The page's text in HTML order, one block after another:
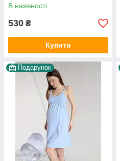
В наявності
530 ₴
Купити
Подарунок